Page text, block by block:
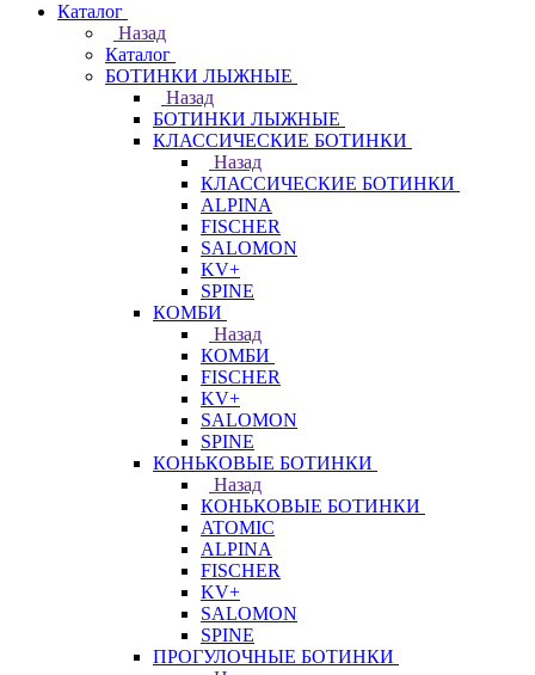
Каталог
Назад
Каталог
БОТИНКИ ЛЫЖНЫЕ
Назад
БОТИНКИ ЛЫЖНЫЕ
КЛАССИЧЕСКИЕ БОТИНКИ
Назад
КЛАССИЧЕСКИЕ БОТИНКИ
ALPINA
FISCHER
SALOMON
KV+
SPINE
КОМБИ
Назад
КОМБИ
FISCHER
KV+
SALOMON
SPINE
КОНЬКОВЫЕ БОТИНКИ
Назад
КОНЬКОВЫЕ БОТИНКИ
ATOMIC
ALPINA
FISCHER
KV+
SALOMON
SPINE
ПРОГУЛОЧНЫЕ БОТИНКИ